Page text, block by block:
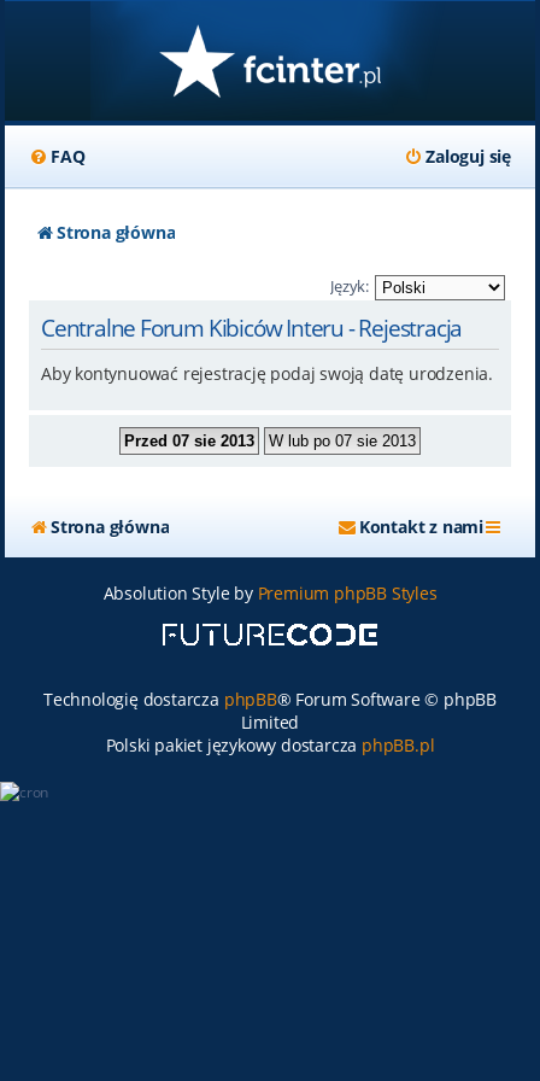
FAQ Zaloguj się
Strona główna
Język:
Centralne Forum Kibiców Interu - Rejestracja
Aby kontynuować rejestrację podaj swoją datę urodzenia.
Strona główna Kontakt z nami
Absolution Style by Premium phpBB Styles
Technologię dostarcza phpBB® Forum Software © phpBB
Limited
Polski pakiet językowy dostarcza phpBB.pl